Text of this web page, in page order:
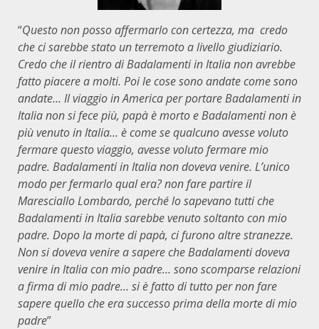
“Questo non posso affermarlo con certezza, ma credo
che ci sarebbe stato un terremoto a livello giudiziario.
Credo che il rientro di Badalamenti in Italia non avrebbe
fatto piacere a molti. Poi le cose sono andate come sono
andate… Il viaggio in America per portare Badalamenti in
Italia non si fece più, papà è morto e Badalamenti non è
più venuto in Italia… è come se qualcuno avesse voluto
fermare questo viaggio, avesse voluto fermare mio
padre. Badalamenti in Italia non doveva venire. L’unico
modo per fermarlo qual era? non fare partire il
Maresciallo Lombardo, perché lo sapevano tutti che
Badalamenti in Italia sarebbe venuto soltanto con mio
padre. Dopo la morte di papà, ci furono altre stranezze.
Non si doveva venire a sapere che Badalamenti doveva
venire in Italia con mio padre… sono scomparse relazioni
a firma di mio padre… si è fatto di tutto per non fare
sapere quello che era successo prima della morte di mio
padre”